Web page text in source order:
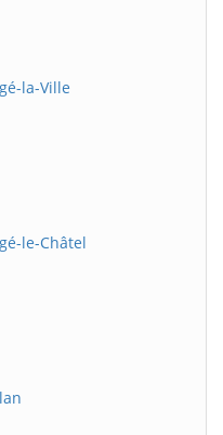
la-Ville
le-Châtel